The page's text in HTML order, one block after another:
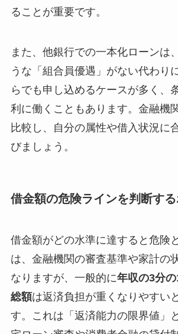
ることが重要です。
また、他銀行での一本化ローンは
うな「組合員優遇」がない代わり
らでも申し込めるケースが多く、
利に働くこともあります。金融機
比較し、自分の属性や借入状況に
びましょう。
借金額の危険ラインを判断する
借金額がどの水準に達すると危険
は、金融機関の審査基準や家計の
なりますが、一般的に年収の3分
総額は返済負担が重くなりやすい
す。これは「返済能力の限界値」